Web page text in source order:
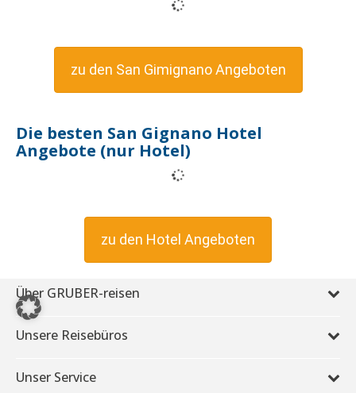
zu den San Gimignano Angeboten
Die besten San Gignano Hotel
Angebote (nur Hotel)
zu den Hotel Angeboten
Über GRUBER-reisen
Unsere Reisebüros
Unser Service